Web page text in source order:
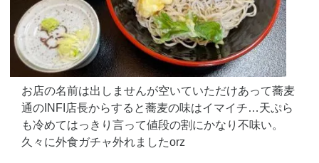
お店の名前は出しませんが空いていただけあって蕎麦
通のINFI店長からすると蕎麦の味はイマイチ…天ぷら
も冷めてはっきり言って値段の割にかなり不味い。
久々に外食ガチャ外れましたorz